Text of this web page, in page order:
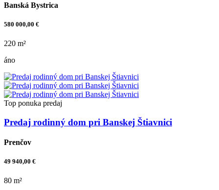
Banská Bystrica
580 000,00 €
220 m²
áno
Top ponuka predaj
Predaj rodinný dom pri Banskej Štiavnici
Prenčov
49 940,00 €
80 m²